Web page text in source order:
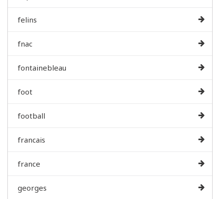
felins
fnac
fontainebleau
foot
football
francais
france
georges